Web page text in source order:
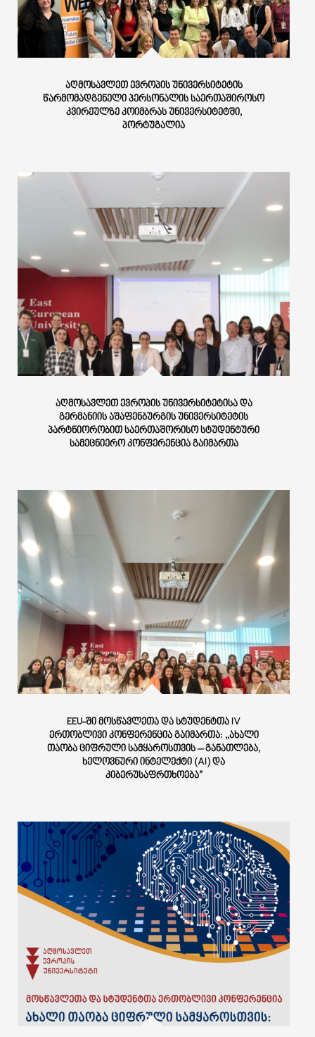
ᲐᲦᲛᲝᲡᲐᲕᲚᲔᲗ ᲔᲕᲠᲝᲞᲘᲡ ᲣᲜᲘᲕᲔᲠᲡᲘᲢᲔᲢᲘᲡ
ᲬᲐᲠᲛᲝᲛᲐᲓᲒᲔᲜᲔᲚᲘ ᲞᲔᲠᲡᲝᲜᲐᲚᲘᲡ ᲡᲐᲔᲠᲗᲐᲨᲘᲠᲝᲡᲝ
ᲙᲕᲘᲠᲔᲣᲚᲖᲔ ᲙᲝᲘᲛᲑᲠᲐᲡ ᲣᲜᲘᲕᲔᲠᲡᲘᲢᲔᲢᲨᲘ,
ᲞᲝᲠᲢᲣᲒᲐᲚᲘᲐ
ᲐᲦᲛᲝᲡᲐᲕᲚᲔᲗ ᲔᲕᲠᲝᲞᲘᲡ ᲣᲜᲘᲕᲔᲠᲡᲘᲢᲔᲢᲘᲡᲐ ᲓᲐ
ᲒᲔᲠᲛᲐᲜᲘᲘᲡ ᲐᲨᲐᲤᲔᲜᲑᲣᲠᲒᲘᲡ ᲣᲜᲘᲕᲔᲠᲡᲘᲢᲔᲢᲘᲡ
ᲞᲐᲠᲢᲜᲘᲝᲠᲝᲑᲘᲗ ᲡᲐᲔᲠᲗᲐᲨᲝᲠᲘᲡᲝ ᲡᲢᲣᲓᲔᲜᲢᲣᲠᲘ
ᲡᲐᲛᲔᲪᲜᲘᲔᲠᲝ ᲙᲝᲜᲤᲔᲠᲔᲜᲪᲘᲐ ᲒᲐᲘᲛᲐᲠᲗᲐ
EEU-ᲨᲘ ᲛᲝᲡᲬᲐᲕᲚᲔᲗᲐ ᲓᲐ ᲡᲢᲣᲓᲔᲜᲢᲗᲐ IV
ᲔᲠᲗᲝᲑᲚᲘᲕᲘ ᲙᲝᲜᲤᲔᲠᲔᲜᲪᲘᲐ ᲒᲐᲘᲛᲐᲠᲗᲐ: ,,ᲐᲮᲐᲚᲘ
ᲗᲐᲝᲑᲐ ᲪᲘᲤᲠᲣᲚᲘ ᲡᲐᲛᲧᲐᲠᲝᲡᲗᲕᲘᲡ – ᲒᲐᲜᲐᲗᲚᲔᲑᲐ,
ᲮᲔᲚᲝᲕᲜᲣᲠᲘ ᲘᲜᲢᲔᲚᲔᲥᲢᲘ (AI) ᲓᲐ
ᲙᲘᲑᲔᲠᲣᲡᲐᲤᲠᲗᲮᲝᲔᲑᲐ”